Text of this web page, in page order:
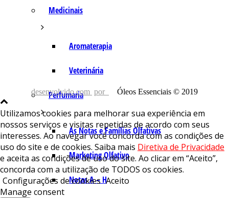
Medicinais
Aromaterapia
Veterinária
Perfumaria
As Notas e Famílias Olfativas
Marketing Olfativo
Notas A – H
desenvolvido com por Óleos Essenciais © 2019
Utilizamos cookies para melhorar sua experiência em
nossos serviços e visitas repetidas de acordo com seus
interesses. Ao navegar você concorda com as condições de
uso do site e de cookies. Saiba mais Diretiva de Privacidade
e aceita as condições de uso do site. Ao clicar em “Aceito”,
concorda com a utilização de TODOS os cookies.
Configurações de cookies Aceito
Manage consent